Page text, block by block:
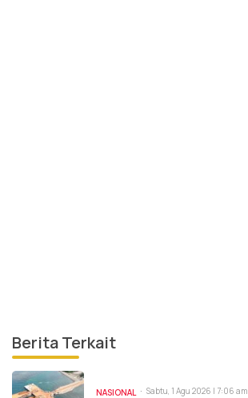
Berita Terkait
NASIONAL Sabtu, 1 Agu 2026 | 7:06 am